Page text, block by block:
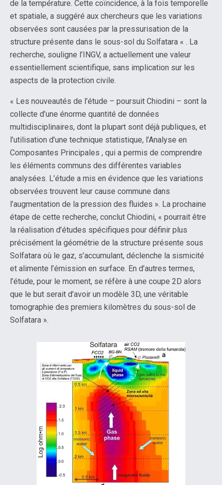
de la température. Cette coïncidence, à la fois temporelle
et spatiale, a suggéré aux chercheurs que les variations
observées sont causées par la pressurisation de la
structure présente dans le sous-sol du Solfatara « . La
recherche, souligne l’INGV, a actuellement une valeur
essentiellement scientifique, sans implication sur les
aspects de la protection civile.
« Les nouveautés de l’étude – poursuit Chiodini – sont la
collecte d’une énorme quantité de données
multidisciplinaires, dont la plupart sont déjà publiques, et
l’utilisation d’une technique statistique, l’Analyse en
Composantes Principales , qui a permis de comprendre
les éléments communs des différentes variables
analysées. L’étude a mis en évidence que les variations
observées trouvent leur cause commune dans
l’augmentation de la pression des fluides ». La prochaine
étape de cette recherche, conclut Chiodini, « pourrait être
la réalisation d’études spécifiques pour définir plus
précisément la géométrie de la structure présente sous
Solfatara où le gaz, s’accumulant, déclenche la sismicité
et alimente l’émission en surface. En d’autres termes,
l’étude, pour le moment, se réfère à une coupe 2D alors
que le but serait d’avoir un modèle 3D, une véritable
tomographie des premiers kilomètres du sous-sol de
Solfatara ».